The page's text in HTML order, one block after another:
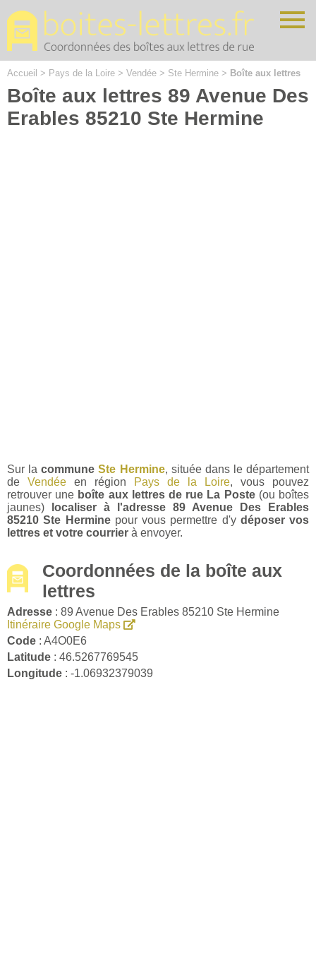
Accueil > Pays de la Loire > Vendée > Ste Hermine > Boîte aux lettres
Boîte aux lettres 89 Avenue Des
Erables 85210 Ste Hermine
Sur lacommuneSte Hermine, située dans le département
de Vendée en région Pays de la Loire, vous pouvez
retrouver une boîte aux lettres de rue La Poste(ou boîtes
jaunes)
localiser à l'adresse 89 Avenue Des Erables
85210 Ste Herminepour vous permettre d'y déposer vos
lettres et votre courrier à envoyer.
Coordonnées de la boîte aux
lettres
Adresse : 89 Avenue Des Erables 85210 Ste Hermine
Itinéraire Google Maps
Code : A4O0E6
Latitude : 46.5267769545
Longitude : -1.06932379039